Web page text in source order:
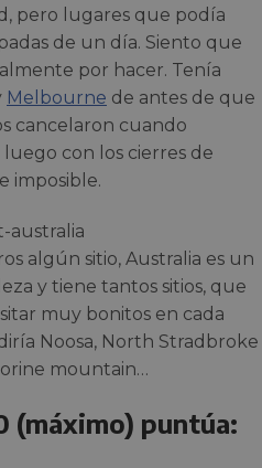
pero lugares que podía
de un día. Siento que
por hacer. Tenía
Melbourne de antes de que
cancelaron cuando
con los cierres de
imposible.
algún sitio, Australia es un
y tiene tantos sitios, que
muy bonitos en cada
Noosa, North Stradbroke
mountain…
(máximo) puntúa: